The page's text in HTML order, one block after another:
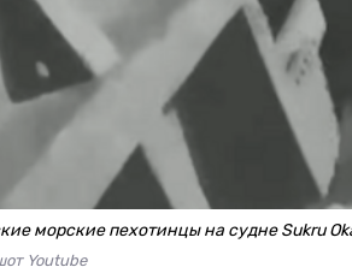
морские пехотинцы на судне Sukru
Youtube